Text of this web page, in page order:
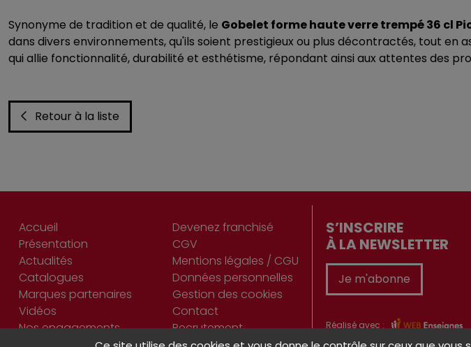
Synonyme de tradition et de qualité, le Gobelet forme haute verre trempé 36 cl
dans divers environnements, qu'ils soient prestigieux ou plus décontractés, tout
qui allie fonctionnalité, durabilité et esthétisme, répondant ainsi aux attentes des
Retour à la liste
Accueil
Présentation
Actualités
Catalogues
Marques partenaires
Vidéos
Nos engagements
Devenez franchisé
CGV
Mentions légales / CGU
Données personnelles
Gestion des cookies
Contact
Recrutement
S’INSCRIRE
À LA NEWSLETTER
Je m'abonne
Réalisé avec :